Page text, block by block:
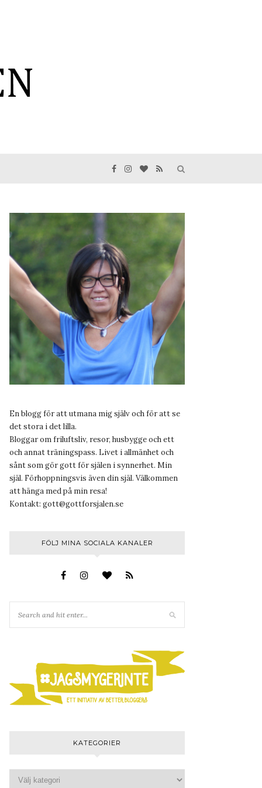
En blogg för att utmana mig själv och för att se
det stora i det lilla.
Bloggar om friluftsliv, resor, husbygge och ett
och annat träningspass. Livet i allmänhet och
sånt som gör gott för själen i synnerhet. Min
själ. Förhoppningsvis även din själ. Välkommen
att hänga med på min resa!
Kontakt: gott@gottforsjalen.se
FÖLJ MINA SOCIALA KANALER
KATEGORIER